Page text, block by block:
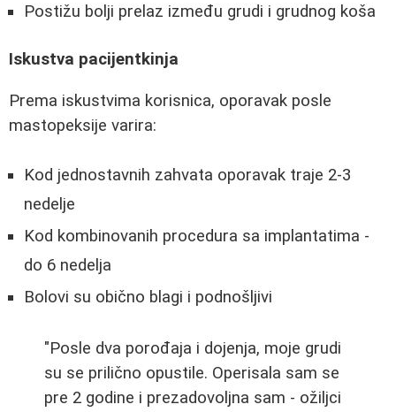
Postižu bolji prelaz između grudi i grudnog koša
Iskustva pacijentkinja
Prema iskustvima korisnica, oporavak posle
mastopeksije varira:
Kod jednostavnih zahvata oporavak traje 2-3
nedelje
Kod kombinovanih procedura sa implantatima -
do 6 nedelja
Bolovi su obično blagi i podnošljivi
"Posle dva porođaja i dojenja, moje grudi
su se prilično opustile. Operisala sam se
pre 2 godine i prezadovoljna sam - ožiljci